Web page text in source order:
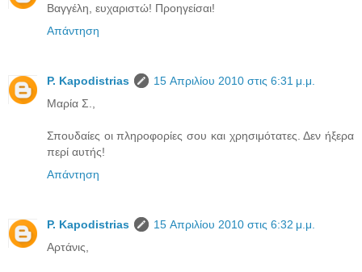
Βαγγέλη, ευχαριστώ! Προηγείσαι!
Απάντηση
P. Kapodistrias
15 Απριλίου 2010 στις 6:31 μ.μ.
Μαρία Σ.,
Σπουδαίες οι πληροφορίες σου και χρησιμότατες. Δεν ήξερα
περί αυτής!
Απάντηση
P. Kapodistrias
15 Απριλίου 2010 στις 6:32 μ.μ.
Αρτάνις,